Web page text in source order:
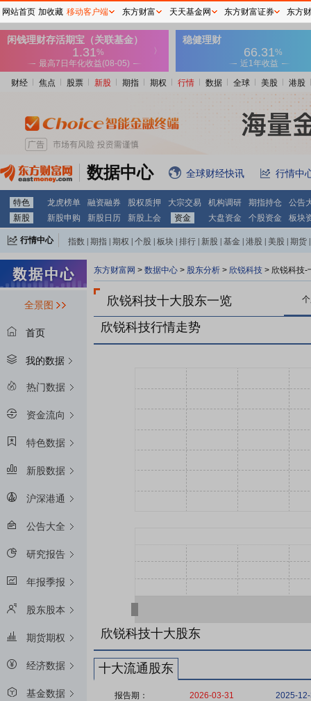
财经 焦点 股票 新股 期指 期权 行情 数据 全球 美股 港股
数据中心 全球财经快讯 行情中
特色 龙虎榜单 融资融券 股权质押 大宗交易 机构调研 期指持仓
公告
新股
新股申购 新股日历 新股上会 资金 大盘资金 个股资金 板块
行情中心 指数 期指 期权 个股 板块 排行 新股 基金 港股 美股 期货
全景图
首页
我的数据
热门数据
资金流向
特色数据
新股数据
沪深港通
公告大全
研究报告
年报季报
股东股本
期货期权
经济数据
基金数据
东方财富网 > 数据中心 > 股东分析 > 欣锐科技 > 欣锐科技-
欣锐科技十大股东一览
欣锐科技行情走势
欣锐科技十大股东
十大流通股东
报告期： 2026-03-31 2025-
网站首页 加收藏 移动客户端 东方财富 天天基金网 东方财富证券 东方